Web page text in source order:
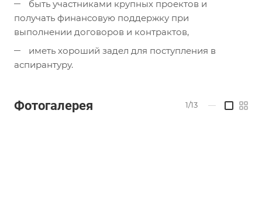
быть участниками крупных проектов и
получать финансовую поддержку при
выполнении договоров и контрактов,
иметь хороший задел для поступления в
аспирантуру.
Фотогалерея 1/13 —